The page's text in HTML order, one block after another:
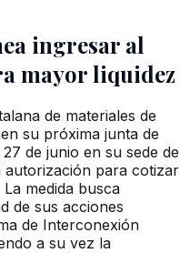
ingresar al
mayor liquidez
de materiales de
su próxima junta de
de junio en su sede de
autorización para cotizar
medida busca
de sus acciones
de Interconexión
a su vez la